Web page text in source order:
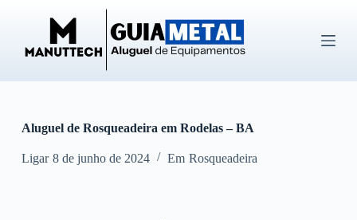
Aluguel de Rosqueadeira em Rodelas – BA
Ligar 8 de junho de 2024 Em Rosqueadeira